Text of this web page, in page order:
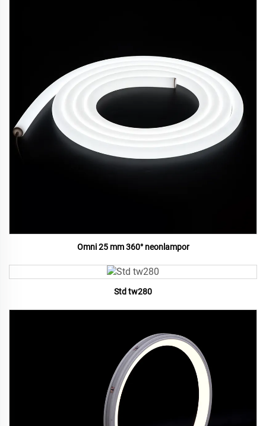
Omni 25 mm 360° neonlampor
Std tw280